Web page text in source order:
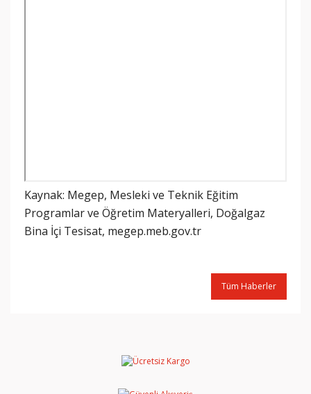
Kaynak: Megep, Mesleki ve Teknik Eğitim
Programlar ve Öğretim Materyalleri, Doğalgaz
Bina İçi Tesisat, megep.meb.gov.tr
Tüm Haberler